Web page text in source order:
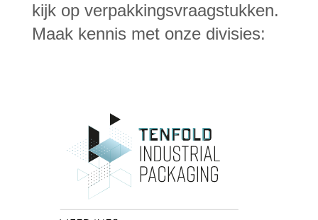
kijk op verpakkingsvraagstukken.
Maak kennis met onze divisies: